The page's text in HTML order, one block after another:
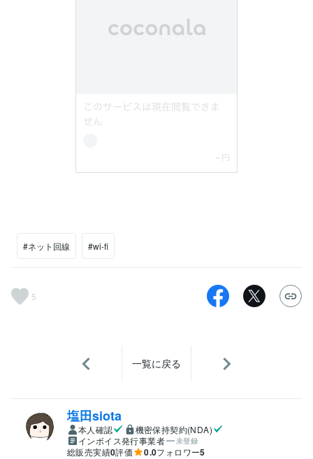
#ネット回線 #wi-fi
5
一覧に戻る
塩田siota
本人確認
機密保持契約(NDA)
インボイス発行事業者
未登録
総販売実績0評価 0.0フォロワー5